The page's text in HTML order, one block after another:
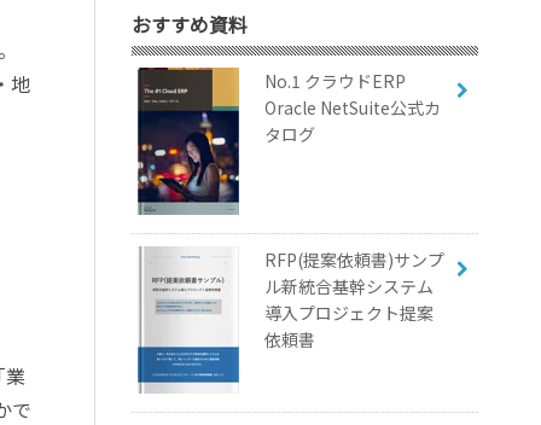
地
業
で
おすすめ資料
No.1 クラウドERP
Oracle NetSuite公式カ
タログ
RFP(提案依頼書)サンプ
ル新統合基幹システム
導入プロジェクト提案
依頼書